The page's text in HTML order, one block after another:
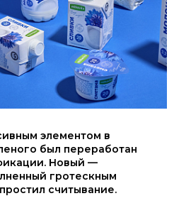
элементом в
был переработан
Новый —
гротескным
считывание.